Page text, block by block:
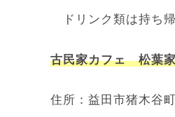
ドリンク類は持ち帰
古民家カフェ 松葉
住所：益田市猪木谷